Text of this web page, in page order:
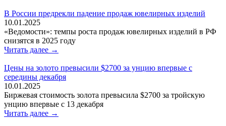
В России предрекли падение продаж ювелирных изделий
10.01.2025
«Ведомости»: темпы роста продаж ювелирных изделий в РФ
снизятся в 2025 году
Читать далее →
Цены на золото превысили $2700 за унцию впервые с
середины декабря
10.01.2025
Биржевая стоимость золота превысила $2700 за тройскую
унцию впервые с 13 декабря
Читать далее →